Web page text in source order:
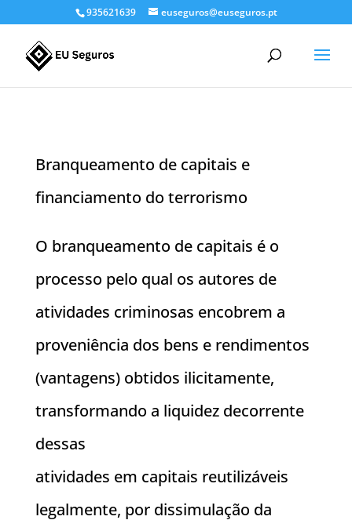
935621639 euseguros@euseguros.pt
Branqueamento de capitais e
financiamento do terrorismo
O branqueamento de capitais é o
processo pelo qual os autores de
atividades criminosas encobrem a
proveniência dos bens e rendimentos
(vantagens) obtidos ilicitamente,
transformando a liquidez decorrente
dessas
atividades em capitais reutilizáveis
legalmente, por dissimulação da